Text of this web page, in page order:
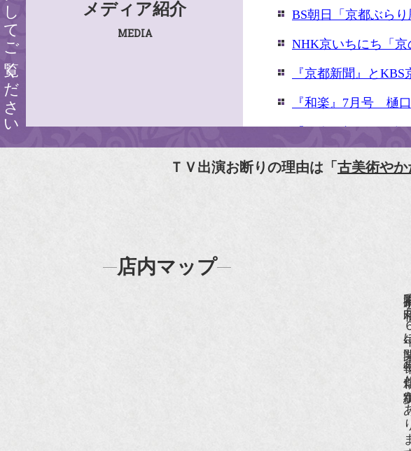
メディア紹介
MEDIA
BS朝日「京都ぶら
NHK京いちにち「
『京都新聞』と
『和楽』7月号 樋
『樋口可南子の古寺
『FIGARO japon』
『mr partner』2011
2009年11月 『週刊
『Hanako WEST』4月
『骨董古美術の愉し
ＴＶ出演お断りの理由は「 古美術や
店内マップ
京都祇園で昭和５６